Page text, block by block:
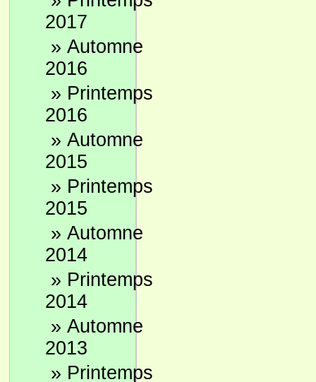
2017
» Automne
2016
» Printemps
2016
» Automne
2015
» Printemps
2015
» Automne
2014
» Printemps
2014
» Automne
2013
» Printemps